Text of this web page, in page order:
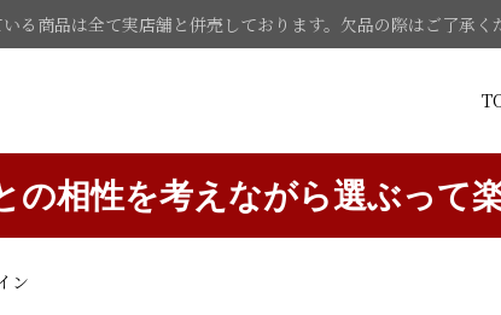
る商品は全て実店舗と併売しております。欠品の際はご了承く
の相性を考えながら選ぶって
ン